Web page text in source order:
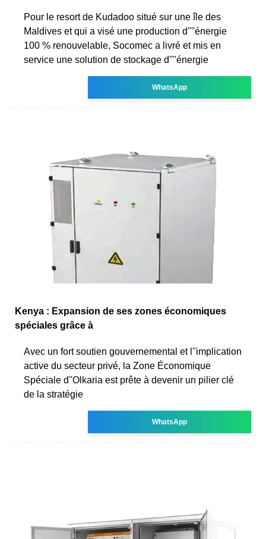
Pour le resort de Kudadoo situé sur une île des
Maldives et qui a visé une production d''''énergie
100 % renouvelable, Socomec a livré et mis en
service une solution de stockage d''''énergie
WhatsApp
Kenya : Expansion de ses zones économiques
spéciales grâce à
Avec un fort soutien gouvernemental et l''implication
active du secteur privé, la Zone Économique
Spéciale d''Olkaria est prête à devenir un pilier clé
de la stratégie
WhatsApp